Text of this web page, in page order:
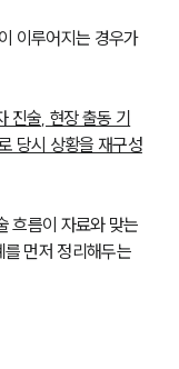
이루어지는 경우가
진술, 현장 출동 기
당시 상황을 재구성
흐름이 자료와 맞는
먼저 정리해두는